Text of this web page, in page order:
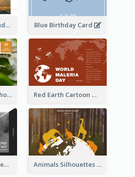
Thankful For Friendship Greeting Card Blue Birthday Card
Orange Malaria Photo World Malaria Day Greeting Card Red Earth Cartoon World Malaria Day Greeting Card
Black And White Zebra World Wildlife Day Greeting Card Animals Silhouettes World Wildlife Day Greeting Card